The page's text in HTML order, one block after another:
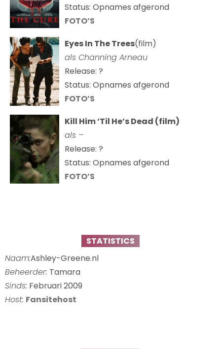
Status: Opnames afgerond
FOTO’S
Eyes In The Trees(film)
als Channing Arneau
Release: ?
Status: Opnames afgerond
FOTO’S
Kill Him ‘Til He’s Dead (film)
als –
Release: ?
Status: Opnames afgerond
FOTO’S
STATISTICS
Naam:Ashley-Greene.nl
Beheerder: Tamara
Sinds: Februari 2009
Host: Fansitehost